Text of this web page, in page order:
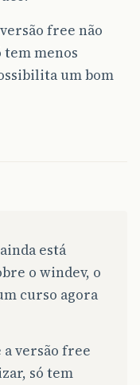
free não
menos
um bom
está
o windev, o
curso agora
versão free
só tem